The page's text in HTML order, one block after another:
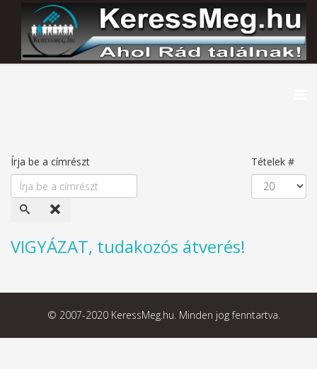
Írja be a címrészt Tételek #
VIGYÁZAT, tudakozós átverés!
© 2007-2020 KeressMeg.hu. Minden jog fenntartva.